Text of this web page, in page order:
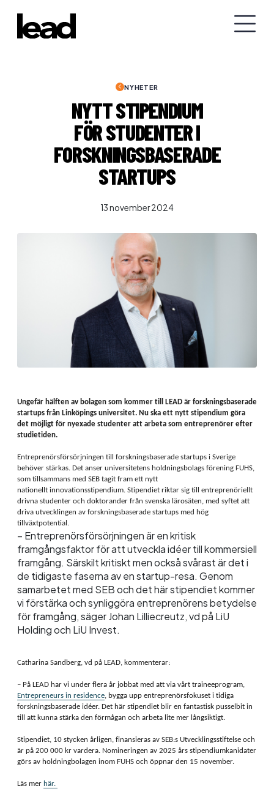
NYHETER
NYTT STIPENDIUM
FÖR STUDENTER I
FORSKNINGSBASERADE
STARTUPS
13 november 2024
Ungefär hälften av bolagen som kommer till LEAD är forskningsbaserade
startups från Linköpings universitet. Nu ska ett nytt stipendium göra
det möjligt för nyexade studenter att arbeta som entreprenörer efter
studietiden.
Entreprenörsförsörjningen till forskningsbaserade startups i Sverige
behöver stärkas. Det anser universitetens holdningsbolags förening FUHS,
som tillsammans med SEB tagit fram ett nytt
nationellt innovationsstipendium. Stipendiet riktar sig till entreprenöriellt
drivna studenter och doktorander från svenska lärosäten, med syftet att
driva utvecklingen av forskningsbaserade startups med hög
tillväxtpotential.
– Entreprenörsförsörjningen är en kritisk
framgångsfaktor för att utveckla idéer till kommersiell
framgång. Särskilt kritiskt men också svårast är det i
de tidigaste faserna av en startup-resa. Genom
samarbetet med SEB och det här stipendiet kommer
vi förstärka och synliggöra entreprenörens betydelse
för framgång, säger Johan Lilliecreutz, vd på LiU
Holding och LiU Invest.
Catharina Sandberg, vd på LEAD, kommenterar:
– På LEAD har vi under flera år jobbat med att via vårt traineeprogram,
Entrepreneurs in residence, bygga upp entreprenörsfokuset i tidiga
forskningsbaserade idéer. Det här stipendiet blir en fantastisk pusselbit in
till att kunna stärka den förmågan och arbeta lite mer långsiktigt.
Stipendiet, 10 stycken årligen, finansieras av SEB:s Utvecklingsstiftelse och
är på 200 000 kr vardera. Nomineringen av 2025 års stipendiumkanidater
görs av holdningbolagen inom FUHS och öppnar den 15 november.
Läs mer här.